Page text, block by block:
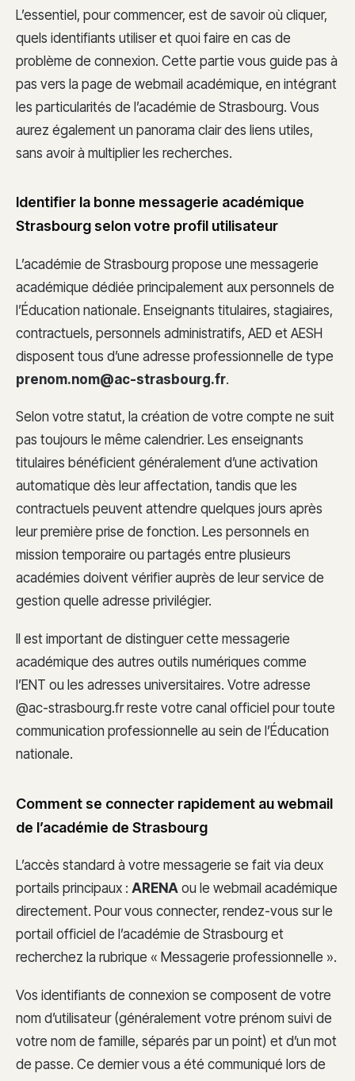
L’essentiel, pour commencer, est de savoir où cliquer,
quels identifiants utiliser et quoi faire en cas de
problème de connexion. Cette partie vous guide pas à
pas vers la page de webmail académique, en intégrant
les particularités de l’académie de Strasbourg. Vous
aurez également un panorama clair des liens utiles,
sans avoir à multiplier les recherches.
Identifier la bonne messagerie académique
Strasbourg selon votre profil utilisateur
L’académie de Strasbourg propose une messagerie
académique dédiée principalement aux personnels de
l’Éducation nationale. Enseignants titulaires, stagiaires,
contractuels, personnels administratifs, AED et AESH
disposent tous d’une adresse professionnelle de type
prenom.nom@ac-strasbourg.fr.
Selon votre statut, la création de votre compte ne suit
pas toujours le même calendrier. Les enseignants
titulaires bénéficient généralement d’une activation
automatique dès leur affectation, tandis que les
contractuels peuvent attendre quelques jours après
leur première prise de fonction. Les personnels en
mission temporaire ou partagés entre plusieurs
académies doivent vérifier auprès de leur service de
gestion quelle adresse privilégier.
Il est important de distinguer cette messagerie
académique des autres outils numériques comme
l’ENT ou les adresses universitaires. Votre adresse
@ac-strasbourg.fr reste votre canal officiel pour toute
communication professionnelle au sein de l’Éducation
nationale.
Comment se connecter rapidement au webmail
de l’académie de Strasbourg
L’accès standard à votre messagerie se fait via deux
portails principaux : ARENA ou le webmail académique
directement. Pour vous connecter, rendez-vous sur le
portail officiel de l’académie de Strasbourg et
recherchez la rubrique « Messagerie professionnelle ».
Vos identifiants de connexion se composent de votre
nom d’utilisateur (généralement votre prénom suivi de
votre nom de famille, séparés par un point) et d’un mot
de passe. Ce dernier vous a été communiqué lors de